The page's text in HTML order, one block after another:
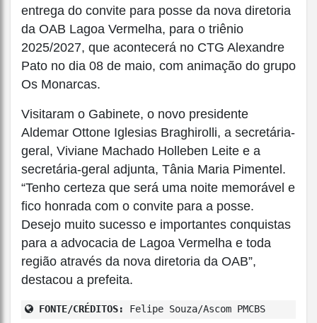
entrega do convite para posse da nova diretoria
da OAB Lagoa Vermelha, para o triênio
2025/2027, que acontecerá no CTG Alexandre
Pato no dia 08 de maio, com animação do grupo
Os Monarcas.
Visitaram o Gabinete, o novo presidente
Aldemar Ottone Iglesias Braghirolli, a secretária-
geral, Viviane Machado Holleben Leite e a
secretária-geral adjunta, Tânia Maria Pimentel.
“Tenho certeza que será uma noite memorável e
fico honrada com o convite para a posse.
Desejo muito sucesso e importantes conquistas
para a advocacia de Lagoa Vermelha e toda
região através da nova diretoria da OAB”,
destacou a prefeita.
FONTE/CRÉDITOS: Felipe Souza/Ascom PMCBS